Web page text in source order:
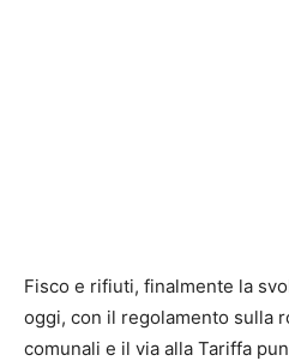
Fisco e rifiuti, finalmente la
oggi, con il regolamento sulla
comunali e il via alla Tariffa